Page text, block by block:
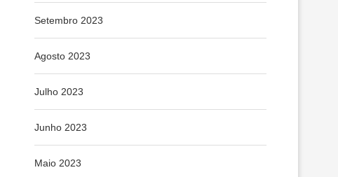
Setembro 2023
Agosto 2023
Julho 2023
Junho 2023
Maio 2023